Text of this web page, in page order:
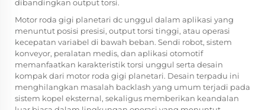
dibandingkan output torsi.
Motor roda gigi planetari dc unggul dalam aplikasi yang
menuntut posisi presisi, output torsi tinggi, atau operasi
kecepatan variabel di bawah beban. Sendi robot, sistem
konveyor, peralatan medis, dan aplikasi otomotif
memanfaatkan karakteristik torsi unggul serta desain
kompak dari motor roda gigi planetari. Desain terpadu ini
menghilangkan masalah backlash yang umum terjadi pada
sistem kopel eksternal, sekaligus memberikan keandalan